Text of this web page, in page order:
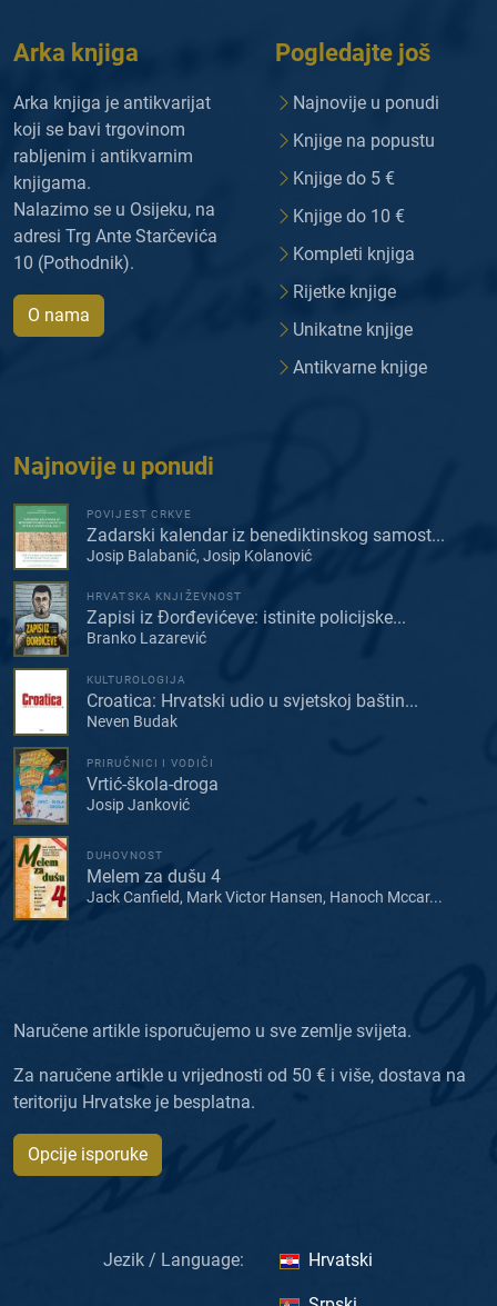
Arka knjiga
Arka knjiga je antikvarijat
koji se bavi trgovinom
rabljenim i antikvarnim
knjigama.
Nalazimo se u Osijeku, na
adresi Trg Ante Starčevića
10 (Pothodnik).
O nama
Pogledajte još
Najnovije u ponudi
Knjige na popustu
Knjige do 5 €
Knjige do 10 €
Kompleti knjiga
Rijetke knjige
Unikatne knjige
Antikvarne knjige
Najnovije u ponudi
POVIJEST CRKVE
Zadarski kalendar iz benediktinskog samost...
Josip Balabanić, Josip Kolanović
HRVATSKA KNJIŽEVNOST
Zapisi iz Đorđevićeve: istinite policijske...
Branko Lazarević
KULTUROLOGIJA
Croatica: Hrvatski udio u svjetskoj baštin...
Neven Budak
PRIRUČNICI I VODIČI
Vrtić-škola-droga
Josip Janković
DUHOVNOST
Melem za dušu 4
Jack Canfield, Mark Victor Hansen, Hanoch Mccar...
Naručene artikle isporučujemo u sve zemlje svijeta.
Za naručene artikle u vrijednosti od 50 € i više, dostava na
teritoriju Hrvatske je besplatna.
Opcije isporuke
Jezik / Language: Hrvatski